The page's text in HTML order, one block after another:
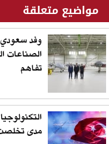
مواضيع متعلقة
وفد
الصناعات
تفاهم
مدى تخلصت